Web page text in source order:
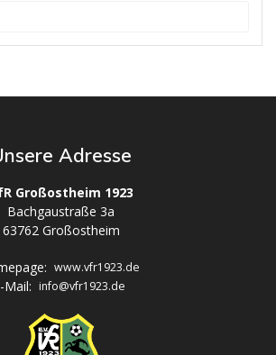
Adresse
Großostheim 1923
Bachgaustraße 3a
63762 Großostheim
www.vfr1923.de
Mail: info@vfr1923.de